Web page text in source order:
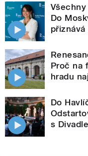
Do
Proč na
hradu
Do
s